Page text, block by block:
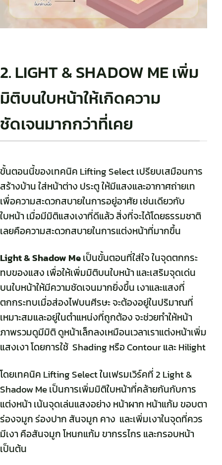
2. LIGHT & SHADOW ME เพิ่ม
มิติบนใบหน้าให้เกิดความ
ชัดเจนมากกว่าที่เคย
ขั้นตอนนี้ของเทคนิค Lifting Select เปรียบเสมือนการ
สร้างบ้าน ใส่หน้าต่าง ประตู ให้มีแสงและอากาศถ่ายเท
เพื่อความสะดวกสบายในการอยู่อาศัย เช่นเดียวกับ
ใบหน้า เมื่อมีมิติแสงเงาที่ดีแล้ว สิ่งที่จะได้โดยธรรมชาติ
เลยคือความสะดวกสบายในการแต่งหน้าที่มากขึ้น
Light & Shadow Meเป็นขั้นตอนที่ใส่ใจ ในจุดตกกระ
ทบของแสง เพื่อให้เพิ่มมิติบนใบหน้า และเสริมจุดเด่น
บนใบหน้าให้มีความชัดเจนมากยิ่งขึ้น เงาและแสงที่
ตกกระทบเมื่อส่องไฟบนศีรษะ จะต้องอยู่ในปริมาณที่
เหมาะสมและอยู่ในตำแหน่งที่ถูกต้อง จะช่วยทำให้หน้า
ภาพรวมดูมีมิติ ดูหน้าเล็กลงเหมือนเวลาเราแต่งหน้าเพิ่ม
แสงเงา โดยการใช้ Shading หรือ Contour และ Hilight
โดยเทคนิค Lifting Select ในเฟรมเวิร์คที่ 2 Light &
Shadow Me เป็นการเพิ่มมิติใบหน้าที่คล้ายกันกับการ
แต่งหน้า เน้นจุดเล่นแสงอย่าง หน้าผาก หน้าแก้ม ขอบตา
ร่องจมูก ร่องปาก สันจมูก คาง และเพิ่มเงาในจุดที่ควร
มีเงา คือสันจมูก โหนกแก้ม ขากรรไกร และกรอบหน้า
เป็นต้น